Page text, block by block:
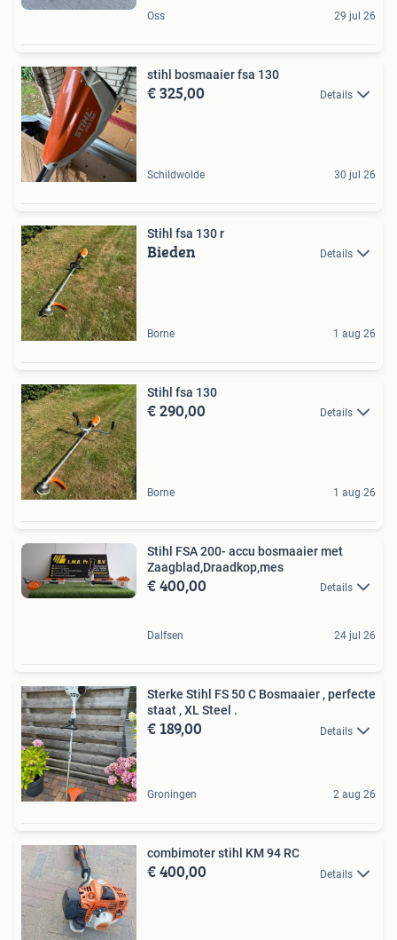
Oss 29 jul 26
stihl bosmaaier fsa 130
€ 325,00 Details
Schildwolde 30 jul 26
Stihl fsa 130 r
Bieden Details
Borne 1 aug 26
Stihl fsa 130
€ 290,00 Details
Borne 1 aug 26
Stihl FSA 200- accu bosmaaier met
Zaagblad,Draadkop,mes
€ 400,00 Details
Dalfsen 24 jul 26
Sterke Stihl FS 50 C Bosmaaier , perfecte
staat , XL Steel .
€ 189,00 Details
Groningen 2 aug 26
combimoter stihl KM 94 RC
€ 400,00 Details